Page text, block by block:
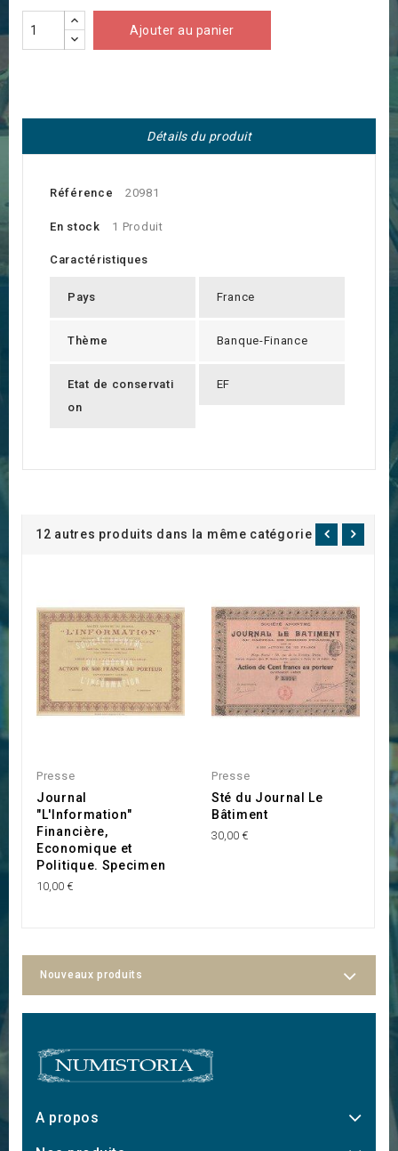
Ajouter au panier
Détails du produit
Référence 20981
En stock 1 Produit
Caractéristiques
Pays France
Thème Banque-Finance
Etat de conservati
on
EF
12 autres produits dans la même catégorie :
Presse
Journal
"L'Information"
Financière,
Economique et
Politique. Specimen
10,00 €
Presse
Sté du Journal Le
Bâtiment
30,00 €
Nouveaux produits
A propos